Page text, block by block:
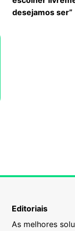
desejamos ser”
Editoriais
As melhores